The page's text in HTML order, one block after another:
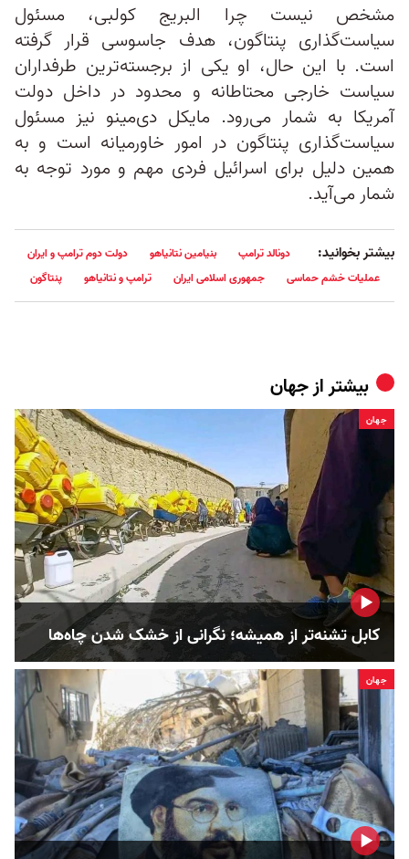
مشخص نیست چرا البریج کولبی، مسئول
سیاست‌گذاری پنتاگون، هدف جاسوسی قرار گرفته
است. با این حال، او یکی از برجسته‌ترین طرفداران
سیاست خارجی محتاطانه و محدود در داخل دولت
آمریکا به شمار می‌رود. مایکل دی‌مینو نیز مسئول
سیاست‌گذاری پنتاگون در امور خاورمیانه است و به
همین دلیل برای اسرائیل فردی مهم و مورد توجه به
شمار می‌آید.
بیشتر بخوانید: دونالد ترامپ بنیامین نتانیاهو
دولت دوم ترامپ و ایران
عملیات خشم حماسی
جمهوری اسلامی ایران ترامپ و نتانیاهو پنتاگون
بیشتر ازجهان
جهان
کابل تشنه‌تر از همیشه؛ نگرانی از خشک‌ شدن چاه‌ها
جهان